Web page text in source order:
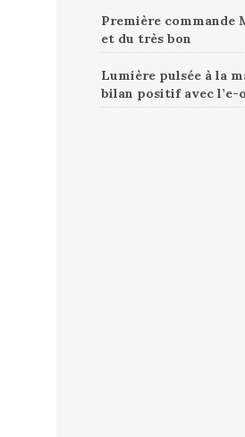
Première commande
et du très bon
Lumière pulsée à la
bilan positif avec l’e-